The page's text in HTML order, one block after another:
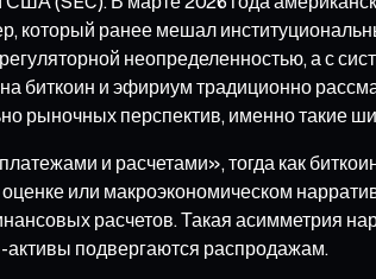
который ранее мешал
неопределенностью, а с
биткоин и эфириум традиционно
рыночных перспектив, именно такие
и расчетами», тогда как
или макроэкономическом
расчетов. Такая асимметрия
активы подвергаются распродажам.